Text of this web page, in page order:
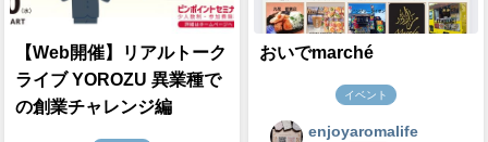
【Web開催】リアルトーク
ライブ YOROZU 異業種で
の創業チャレンジ編
おいでmarché
イベント
enjoyaromalife